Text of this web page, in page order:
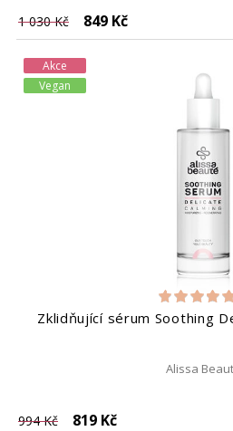
1 030 Kč 849 Kč
Akce
Vegan
Zklidňující sérum Soothing
Alissa
994 Kč 819 Kč